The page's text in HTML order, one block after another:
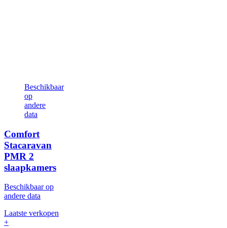
Beschikbaar
op
andere
data
Comfort
Stacaravan
PMR 2
slaapkamers
Beschikbaar op
andere data
Laatste verkopen
+